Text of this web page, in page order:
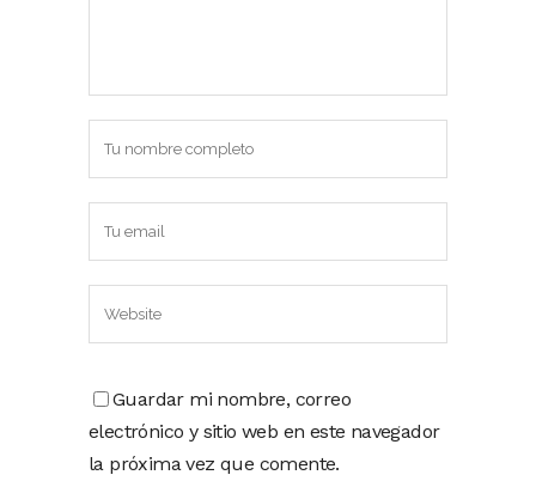
Guardar mi nombre, correo
electrónico y sitio web en este navegador
la próxima vez que comente.